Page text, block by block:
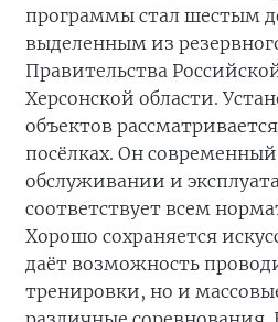
программы стал шестым
выделенным из
Правительства
Херсонской области.
объектов
посёлках. Он
обслуживании и
соответствует всем
Хорошо сохраняется
даёт возможность
тренировки, но и